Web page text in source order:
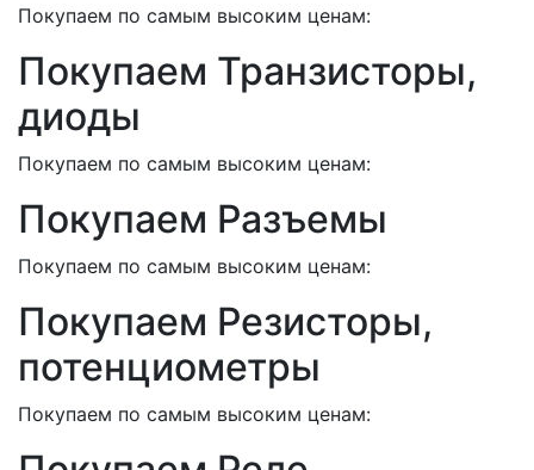
Покупаем по самым высоким ценам:
Покупаем Транзисторы,
диоды
Покупаем по самым высоким ценам:
Покупаем Разъемы
Покупаем по самым высоким ценам:
Покупаем Резисторы,
потенциометры
Покупаем по самым высоким ценам: